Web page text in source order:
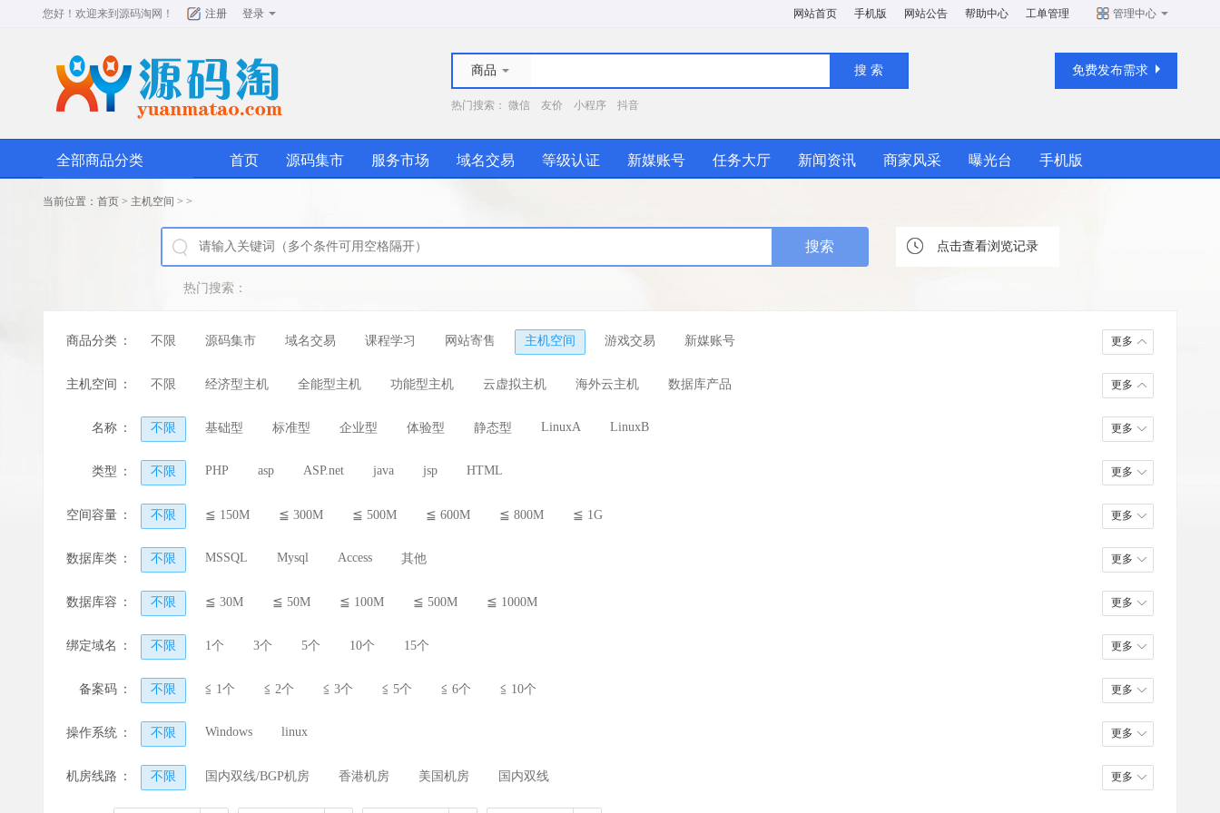
您好！欢迎来到 源码淘网 ！ 注册 登录 网站首页 手机版 网站公告 帮助中心 工单管理 管理中心
商品
热门搜索： 微信 友价 小程序 抖音
免费发布需求
全部商品分类 首页 源码集市 服务市场 域名交易 等级认证 新媒账号 任务大厅 新闻资讯 商家风采 曝光台 手机版
当前位置： 首页 > 主机空间 > >
点击查看浏览记录
热门搜索：
商品分类 ： 不限 源码集市 域名交易 课程学习 网站寄售 主机空间 游戏交易 新媒账号 更多
主机空间 ： 不限 经济型主机 全能型主机 功能型主机 云虚拟主机 海外云主机 数据库产品 更多
名称 ： 不限 基础型 标准型 企业型 体验型 静态型 LinuxA LinuxB 更多
类型 ： 不限 PHP asp ASP.net java jsp HTML 更多
空间容量 ： 不限 ≦ 150M ≦ 300M ≦ 500M ≦ 600M ≦ 800M ≦ 1G 更多
数据库类 ： 不限 MSSQL Mysql Access 其他 更多
数据库容 ： 不限 ≦ 30M ≦ 50M ≦ 100M ≦ 500M ≦ 1000M 更多
绑定域名 ： 不限 1个 3个 5个 10个 15个 更多
备案码 ： 不限 ≦ 1个 ≦ 2个 ≦ 3个 ≦ 5个 ≦ 6个 ≦ 10个 更多
操作系统 ： 不限 Windows linux 更多
机房线路 ： 不限 国内双线/BGP机房 香港机房 美国机房 国内双线 更多